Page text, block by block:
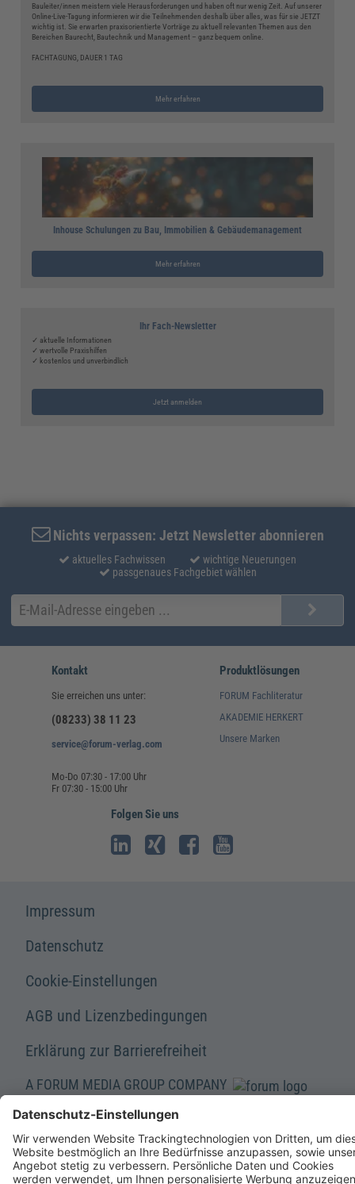
Bauleiter/innen meistern viele Herausforderungen und haben oft nur wenig Zeit. Auf unserer
Online-Live-Tagung informieren wir die Teilnehmenden deshalb über alles, was für sie JETZT
wichtig ist. Sie erwarten praxisorientierte Vorträge zu aktuell relevanten Themen aus den
Bereichen Baurecht, Bautechnik und Management – ganz bequem online.
FACHTAGUNG, DAUER 1 TAG
Mehr erfahren
Inhouse Schulungen zu Bau, Immobilien & Gebäudemanagement
Mehr erfahren
Ihr Fach-Newsletter
✓ aktuelle Informationen
✓ wertvolle Praxishilfen
✓ kostenlos und unverbindlich
Jetzt anmelden
Nichts verpassen: Jetzt Newsletter abonnieren
aktuelles Fachwissen
wichtige Neuerungen
passgenaues Fachgebiet wählen
Kontakt
Sie erreichen uns unter:
(08233) 38 11 23
service@forum-verlag.com
Mo-Do 07:30 - 17:00 Uhr
Fr 07:30 - 15:00 Uhr
Produktlösungen
FORUM Fachliteratur
AKADEMIE HERKERT
Unsere Marken
Folgen Sie uns
Impressum
Datenschutz
Cookie-Einstellungen
AGB und Lizenzbedingungen
Erklärung zur Barrierefreiheit
A FORUM MEDIA GROUP COMPANY